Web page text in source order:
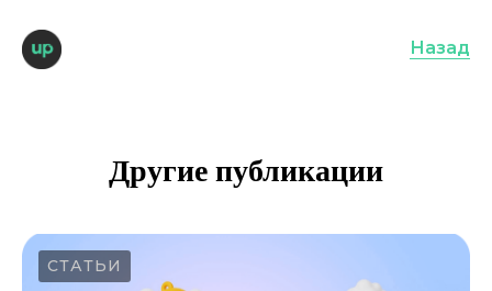
Назад
Другие публикации
СТАТЬИ